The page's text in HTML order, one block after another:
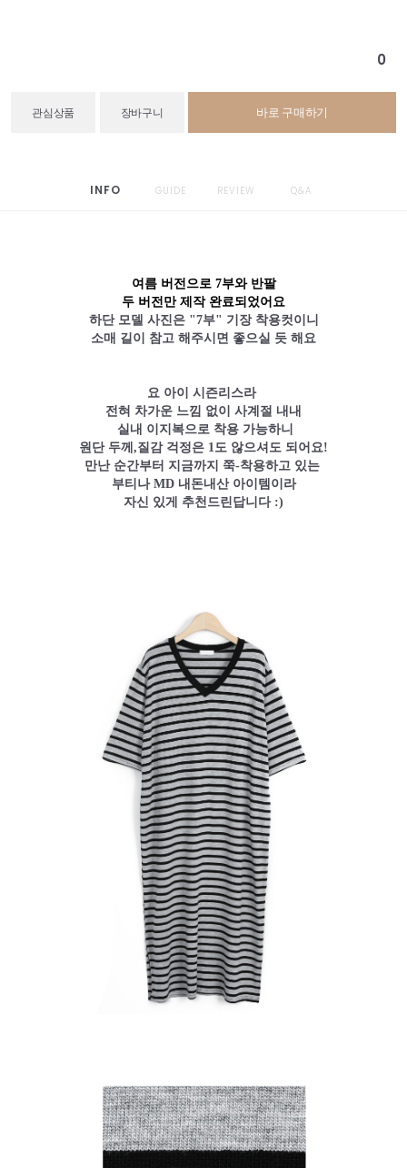
0
관심상품 장바구니 바로 구매하기
INFO GUIDE REVIEW Q&A
여름 버전으로 7부와 반팔
두 버전만 제작 완료되었어요
하단 모델 사진은 "7부" 기장 착용컷이니
소매 길이 참고 해주시면 좋으실 듯 해요
요 아이 시즌리스라
전혀 차가운 느낌 없이 사계절 내내
실내 이지복으로 착용 가능하니
원단 두께,질감 걱정은 1도 않으셔도 되어요!
만난 순간부터 지금까지 쭉-착용하고 있는
부티나 MD 내돈내산 아이템이라
자신 있게 추천드린답니다 :)